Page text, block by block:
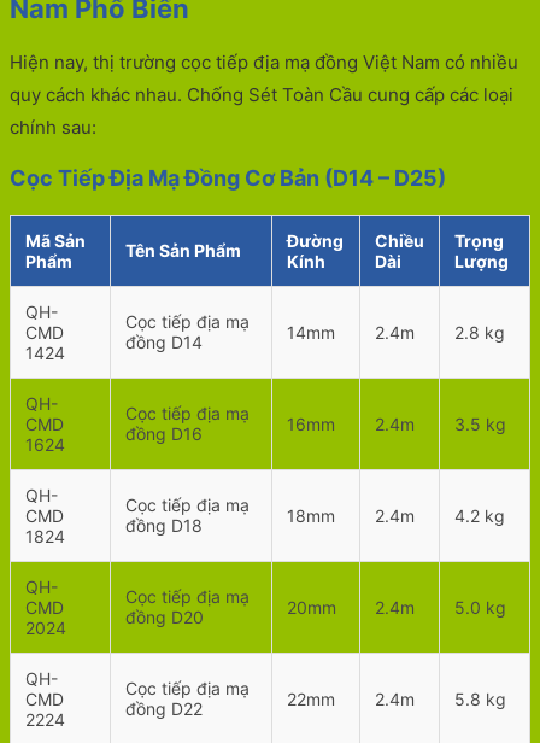
Nam Phổ Biến
Hiện nay, thị trường cọc tiếp địa mạ đồng Việt Nam có nhiều
quy cách khác nhau. Chống Sét Toàn Cầu cung cấp các loại
chính sau:
Cọc Tiếp Địa Mạ Đồng Cơ Bản (D14 – D25)
Mã Sản
Phẩm
Tên Sản Phẩm
Đường
Kính
Chiều
Dài
Trọng
Lượng
QH-
CMD
1424
Cọc tiếp địa mạ
đồng D14
14mm 2.4m 2.8 kg
QH-
CMD
1624
Cọc tiếp địa mạ
đồng D16
16mm 2.4m 3.5 kg
QH-
CMD
1824
Cọc tiếp địa mạ
đồng D18
18mm 2.4m 4.2 kg
QH-
CMD
2024
Cọc tiếp địa mạ
đồng D20
20mm 2.4m 5.0 kg
QH-
CMD
2224
Cọc tiếp địa mạ
đồng D22
22mm 2.4m 5.8 kg